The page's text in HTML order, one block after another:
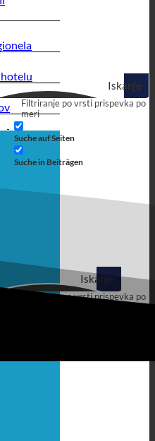
Iskanje
Filtriranje po vrsti prispevka po
meri
Suche auf Seiten
Suche in Beiträgen
Iskanje
Filtriranje po vrsti prispevka po